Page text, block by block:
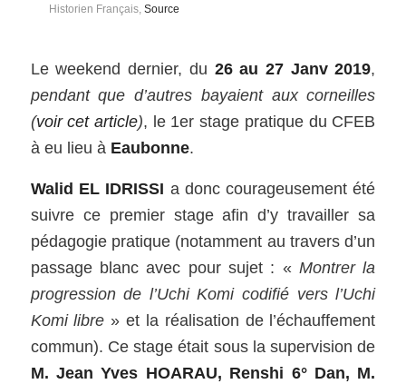
Historien Français, Source
Le weekend dernier, du 26 au 27 Janv 2019,
pendant que d’autres bayaient aux corneilles
(voir cet article), le 1er stage pratique du CFEB
à eu lieu à Eaubonne.
Walid EL IDRISSI a donc courageusement été
suivre ce premier stage afin d’y travailler sa
pédagogie pratique (notamment au travers d’un
passage blanc avec pour sujet : «Montrer la
progression de l’Uchi Komi codifié vers l’Uchi
Komi libre » et la réalisation de l’échauffement
commun). Ce stage était sous la supervision de
M. Jean Yves HOARAU, Renshi 6° Dan, M.